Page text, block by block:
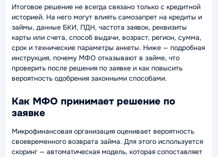
Итоговое решение не всегда связано только с кредитной
историей. На него могут влиять самозапрет на кредиты и
займы, данные БКИ, ПДН, частота заявок, реквизиты
карты или счета, способ выдачи, возраст, регион, сумма,
срок и технические параметры анкеты. Ниже — подробная
инструкция, почему МФО отказывают в займе, что
проверить после решения по заявке и как повысить
вероятность одобрения законными способами.
Как МФО принимает решение по
заявке
Микрофинансовая организация оценивает вероятность
своевременного возврата займа. Для этого используется
скоринг — автоматическая модель, которая сопоставляет